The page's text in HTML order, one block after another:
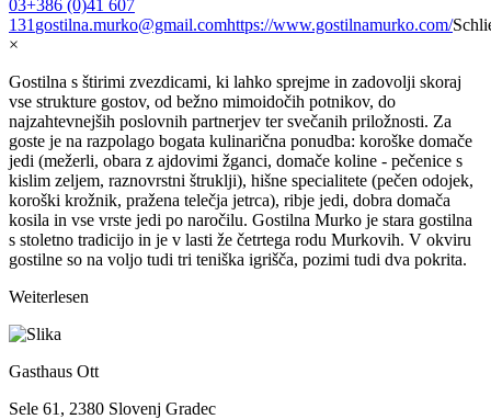
03+386 (0)41 607
131 gostilna.murko@gmail.comhttps://www.gostilnamurko.com/
×
Gostilna s štirimi zvezdicami, ki lahko sprejme in zadovolji skoraj
vse strukture gostov, od bežno mimoidočih potnikov, do
najzahtevnejših poslovnih partnerjev ter svečanih priložnosti. Za
goste je na razpolago bogata kulinarična ponudba: koroške domače
jedi (mežerli, obara z ajdovimi žganci, domače koline - pečenice s
kislim zeljem, raznovrstni štruklji), hišne specialitete (pečen odojek,
koroški krožnik, pražena telečja jetrca), ribje jedi, dobra domača
kosila in vse vrste jedi po naročilu. Gostilna Murko je stara gostilna
s stoletno tradicijo in je v lasti že četrtega rodu Murkovih. V okviru
gostilne so na voljo tudi tri teniška igrišča, pozimi tudi dva pokrita.
Weiterlesen
Gasthaus Ott
Sele 61, 2380 Slovenj Gradec